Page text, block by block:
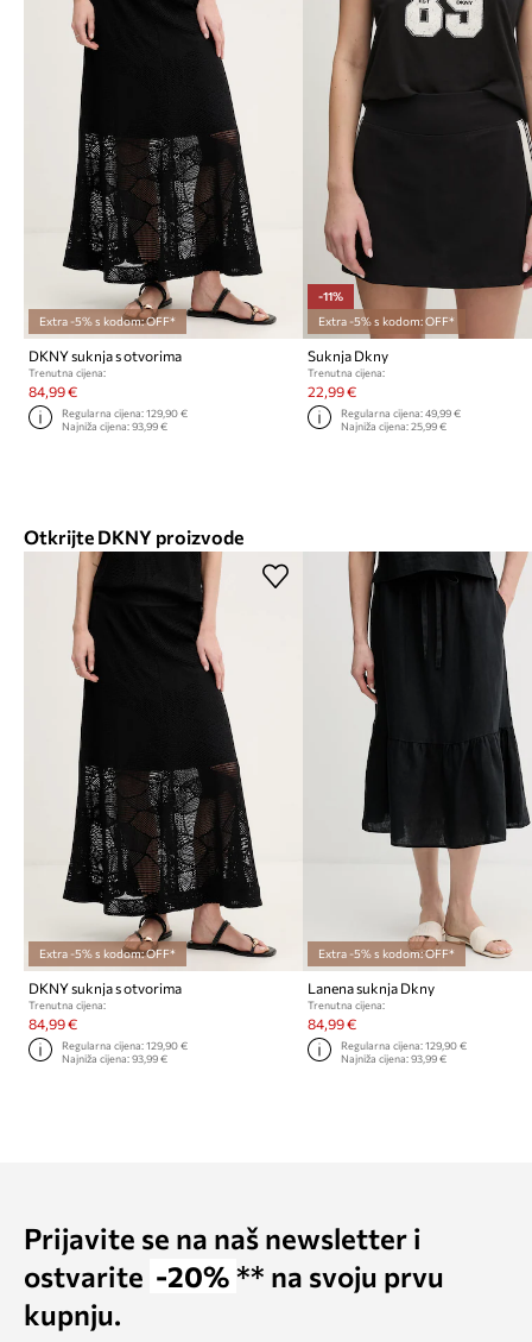
Extra -5% s kodom: OFF*
DKNY suknja s otvorima
Trenutna cijena:
84,99 €
Regularna cijena:129,90 €
Najniža cijena:93,99 €
-11%
Extra -5% s kodom: OFF*
Suknja Dkny
Trenutna cijena:
22,99 €
Regularna cijena: 49,99 €
Najniža cijena: 25,99 €
Otkrijte DKNY proizvode
Extra -5% s kodom: OFF*
DKNY suknja s otvorima
Trenutna cijena:
84,99 €
Regularna cijena:129,90 €
Najniža cijena:93,99 €
Extra -5% s kodom: OFF*
Lanena suknja Dkny
Trenutna cijena:
84,99 €
Regularna cijena: 129,90 €
Najniža cijena: 93,99 €
Prijavite se na naš newsletter i
ostvarite -20% ** na svoju prvu
kupnju.